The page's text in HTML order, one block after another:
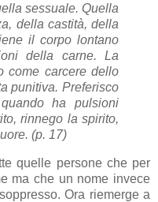
sessuale. Quella
della castità, della
il corpo lontano
della carne. La
come carcere dello
punitiva. Preferisco
ha pulsioni
rinnego la spirito,
(p. 17)
quelle persone che per
ma che un nome invece
Ora riemerge a